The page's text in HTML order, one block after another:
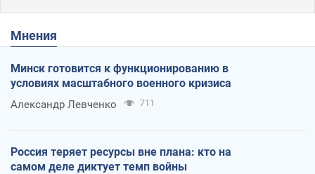
Мнения
Минск готовится к функционированию в
условиях масштабного военного кризиса
Александр Левченко 711
Россия теряет ресурсы вне плана: кто на
самом деле диктует темп войны